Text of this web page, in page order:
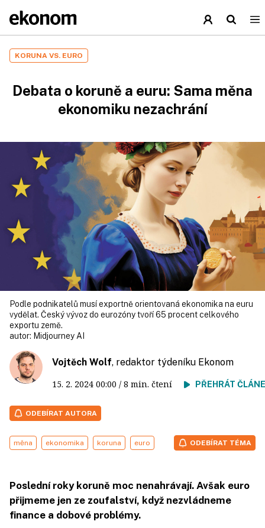
KORUNA VS. EURO
Debata o koruně a euru: Sama měna
ekonomiku nezachrání
Podle podnikatelů musí exportně orientovaná ekonomika na euru
vydělat. Český vývoz do eurozóny tvoří 65 procent celkového
exportu země.
autor: Midjourney AI
Vojtěch Wolf, redaktor týdeníku Ekonom
15. 2. 2024 00:00 / 8 min. čtení PŘEHRÁT
ODEBÍRAT AUTORA
měna ekonomika koruna euro ODEBÍRAT TÉMA
Poslední roky koruně moc nenahrávají. Avšak euro
přijmeme jen ze zoufalství, když nezvládneme
finance a dobové problémy.